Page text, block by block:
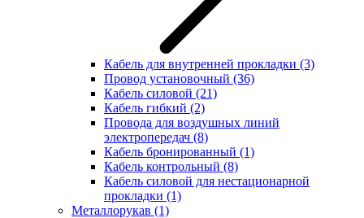
Кабель для внутренней прокладки (3)
Провод установочный (36)
Кабель силовой (21)
Кабель гибкий (2)
Провода для воздушных линий
электропередач (8)
Кабель бронированный (1)
Кабель контрольный (8)
Кабель силовой для нестационарной
прокладки (1)
Металлорукав (1)